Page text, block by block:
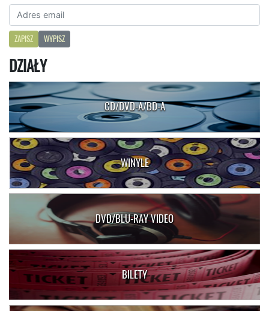
ZAPISZ WYPISZ
DZIAŁY
CD/DVD-A/BD-A
WINYLE
DVD/BLU-RAY VIDEO
BILETY